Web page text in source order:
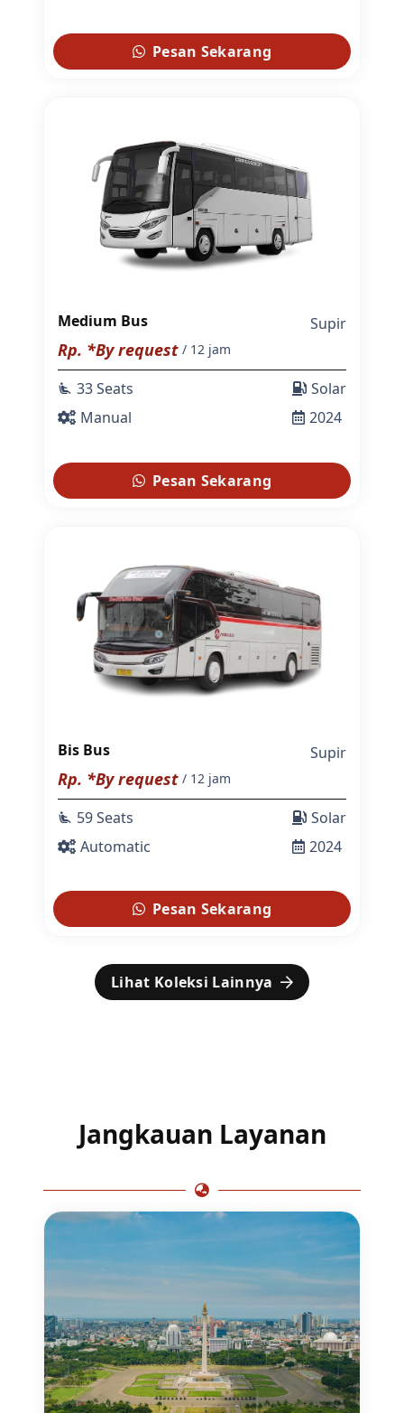
Pesan Sekarang
Medium Bus Supir
Rp. *By request / 12 jam
airline_seat_recline_extra 33 Seats
Manual
Solar
2024
Pesan Sekarang
Bis Bus Supir
Rp. *By request / 12 jam
airline_seat_recline_extra 59 Seats
Automatic
Solar
2024
Pesan Sekarang
Lihat Koleksi Lainnya
Jangkauan Layanan